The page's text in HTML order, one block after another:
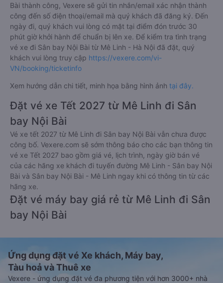
Bài thành công, Vexere sẽ gửi tin nhắn/email xác nhận thành
công đến số điện thoại/email mà quý khách đã đăng ký. Đến
ngày đi, quý khách vui lòng có mặt tại điểm đón trước 30
phút giờ khởi hành để chuẩn bị lên xe. Để kiểm tra tình trạng
vé xe đi Sân bay Nội Bài từ Mê Linh - Hà Nội đã đặt, quý
khách vui lòng truy cập https://vexere.com/vi-
VN/booking/ticketinfo
Xem hướng dẫn chi tiết, minh họa bằng hình ảnh tại đây.
Đặt vé xe Tết 2027 từ Mê Linh đi Sân
bay Nội Bài
Vé xe tết 2027 từ Mê Linh đi Sân bay Nội Bài vẫn chưa được
công bố. Vexere.com sẽ sớm thông báo cho các bạn thông tin
vé xe Tết 2027 bao gồm giá vé, lịch trình, ngày giờ bán vé
của các hãng xe khách đi tuyến đường Mê Linh - Sân bay Nội
Bài và Sân bay Nội Bài - Mê Linh ngay khi có thông tin từ các
hãng xe.
Đặt vé máy bay giá rẻ từ Mê Linh đi Sân
bay Nội Bài
Ứng dụng đặt vé Xe khách, Máy bay,
Tàu hoả và Thuê xe
Vexere - ứng dụng đặt vé đa phương tiện với hơn 3000+ nhà